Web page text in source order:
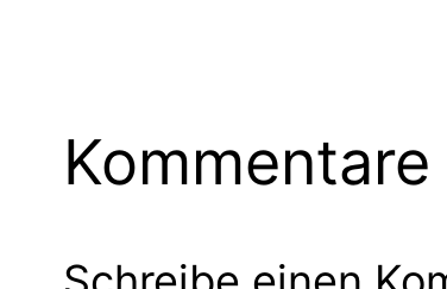
Kommentare